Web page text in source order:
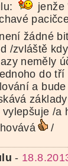
jenže
žádné
/zvláště
neměly
do
a
/a
/
-